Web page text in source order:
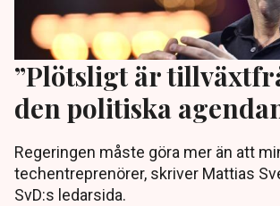
”Plötsligt är
den politiska
Regeringen måste göra mer än att
techentreprenörer, skriver Mattias
SvD:s ledarsida.